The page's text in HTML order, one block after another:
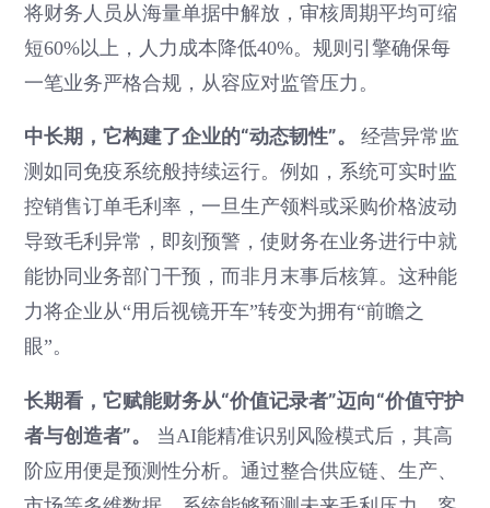
将财务人员从海量单据中解放，审核周期平均可缩
短60%以上，人力成本降低40%。规则引擎确保每
一笔业务严格合规，从容应对监管压力。
中长期，它构建了企业的“动态韧性”。经营异常监
测如同免疫系统般持续运行。例如，系统可实时监
控销售订单毛利率，一旦生产领料或采购价格波动
导致毛利异常，即刻预警，使财务在业务进行中就
能协同业务部门干预，而非月末事后核算。这种能
力将企业从“用后视镜开车”转变为拥有“前瞻之
眼”。
长期看，它赋能财务从“价值记录者”迈向“价值守护
者与创造者”。
当AI能精准识别风险模式后，其高
阶应用便是预测性分析。通过整合供应链、生产、